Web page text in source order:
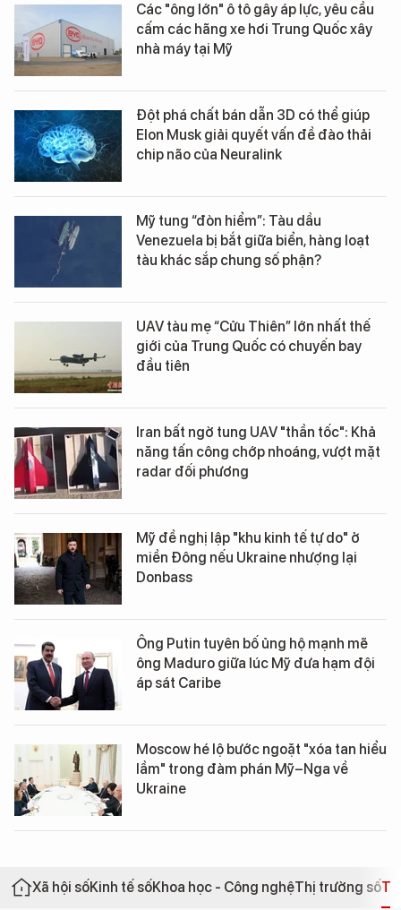
Các "ông lớn" ô tô gây áp lực, yêu cầu
cấm các hãng xe hơi Trung Quốc xây
nhà máy tại Mỹ
Đột phá chất bán dẫn 3D có thể giúp
Elon Musk giải quyết vấn đề đào thải
chip não của Neuralink
Mỹ tung “đòn hiểm”: Tàu dầu
Venezuela bị bắt giữa biển, hàng loạt
tàu khác sắp chung số phận?
UAV tàu mẹ “Cửu Thiên” lớn nhất thế
giới của Trung Quốc có chuyến bay
đầu tiên
Iran bất ngờ tung UAV "thần tốc": Khả
năng tấn công chớp nhoáng, vượt mặt
radar đối phương
Mỹ đề nghị lập "khu kinh tế tự do" ở
miền Đông nếu Ukraine nhượng lại
Donbass
Ông Putin tuyên bố ủng hộ mạnh mẽ
ông Maduro giữa lúc Mỹ đưa hạm đội
áp sát Caribe
Moscow hé lộ bước ngoặt "xóa tan hiểu
lầm" trong đàm phán Mỹ–Nga về
Ukraine
Xã hội sốKinh tế sốKhoa học - Công nghệThị trường số